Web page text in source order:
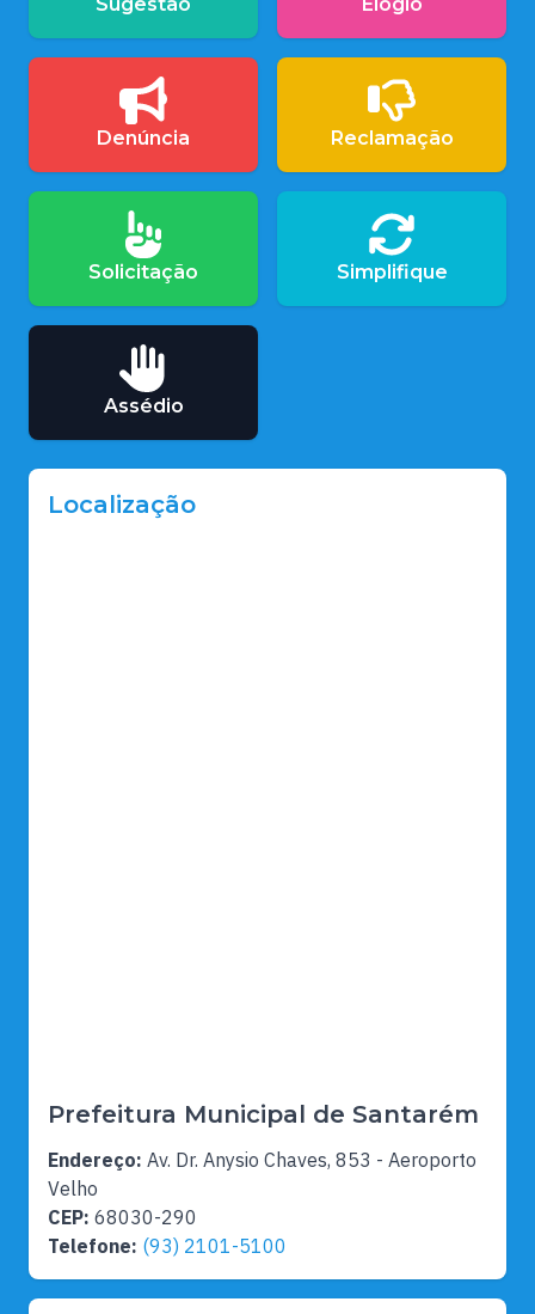
Denúncia Reclamação
Solicitação Simplifique
Assédio
Localização
Prefeitura Municipal de Santarém
Endereço: Av. Dr. Anysio Chaves, 853 - Aeroporto
Velho
CEP: 68030-290
Telefone: (93) 2101-5100